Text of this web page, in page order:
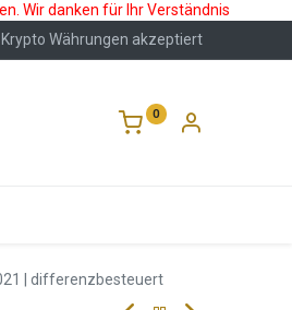
Wir danken für Ihr Verständnis
Krypto Währungen akzeptiert
0
| differenzbesteuert